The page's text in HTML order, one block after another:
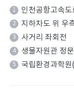
인천공항고속
지하차도 위 우
사거리 좌회전
생물자원관 정
국립환경과학